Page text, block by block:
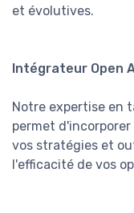
et évolutives.
Intégrateur Open
Notre expertise en
permet
vos stratégies et
l'efficacité de vos